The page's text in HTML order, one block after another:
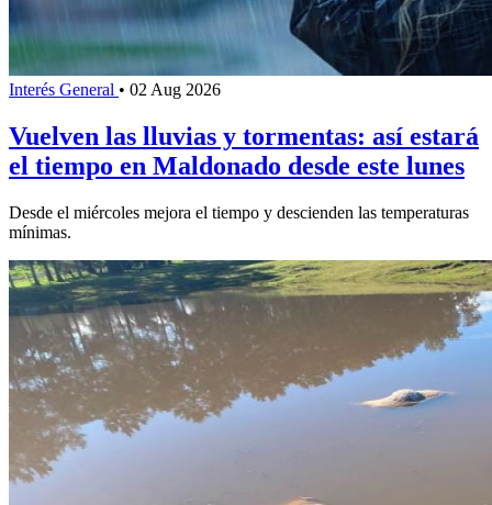
Interés General • 02 Aug 2026
Vuelven las lluvias y tormentas: así estará
el tiempo en Maldonado desde este lunes
Desde el miércoles mejora el tiempo y descienden las temperaturas
mínimas.